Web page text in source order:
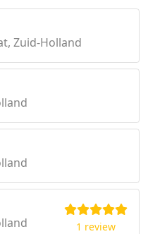
Zuid-Holland
1 review